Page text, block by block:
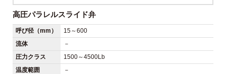
高圧パラレルスライド弁
呼び径（mm）
15～600
流体
－
圧力クラス
1500～4500Lb
温度範囲
－